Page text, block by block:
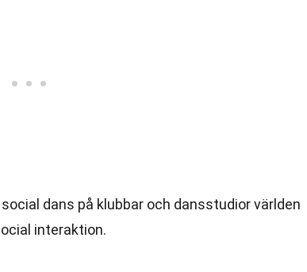
dans på klubbar och dansstudior världen
interaktion.